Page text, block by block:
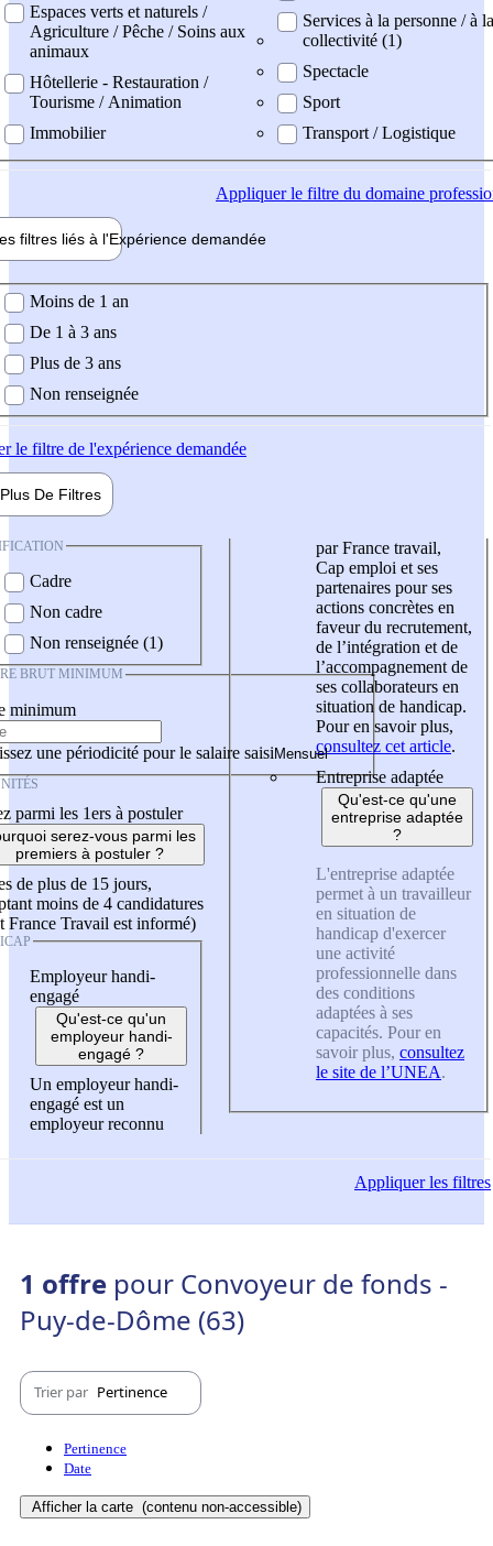
Espaces verts et naturels /
Agriculture / Pêche / Soins aux
animaux
Hôtellerie - Restauration /
Tourisme / Animation
Immobilier
Services à la personne / à la
collectivité (1)
Spectacle
Sport
Transport / Logistique
Appliquerle filtre du domaine
filtres liés à l'Expérience demandée
demandée
Moins de 1 an
De 1 à 3 ans
Plus de 3 ans
Non renseignée
le filtre de l'expérience demandée
Plus De Filtres
Cadre
Non cadre
Non renseignée (1)
BRUT MINIMUM
minimum
une périodicité pour le salaire saisi
parmi les 1ers à postuler
serez-vous parmi les
premiers à postuler ?
de plus de 15 jours,
moins de 4 candidatures
France Travail est informé)
Employeur handi-
engagé
Qu'est-ce qu'un
employeur handi-
engagé ?
Un employeur handi-
engagé est un
employeur reconnu
par France travail,
Cap emploi et ses
partenaires pour ses
actions concrètes en
faveur du recrutement,
de l’intégration et de
l’accompagnement de
ses collaborateurs en
situation de handicap.
Pour en savoir plus,
consultez cet article.
Entreprise adaptée
Qu'est-ce qu'une
entreprise adaptée
?
L'entreprise adaptée
permet à un travailleur
en situation de
handicap d'exercer
une activité
professionnelle dans
des conditions
adaptées à ses
capacités. Pour en
savoir plus, consultez
le site de l’UNEA.
Appliquerles filtres
1 offre pour Convoyeur de fonds -
Puy-de-Dôme (63)
Trier par Pertinence
Pertinence
Date
Afficher la carte (contenu non-accessible)